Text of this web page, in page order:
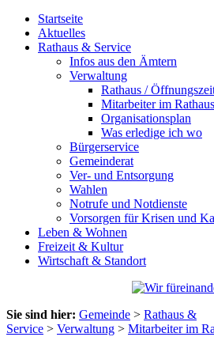
Startseite
Aktuelles
Rathaus & Service
Infos aus den Ämtern
Verwaltung
Rathaus /
Mitarbeiter im Rathaus
Organisationsplan
Was erledige ich wo
Bürgerservice
Gemeinderat
Ver- und Entsorgung
Wahlen
Notrufe und Notdienste
Vorsorgen für Krisen und
Leben & Wohnen
Freizeit & Kultur
Wirtschaft & Standort
Sie sind hier: Gemeinde > Rathaus &
Service > Verwaltung > Mitarbeiter im